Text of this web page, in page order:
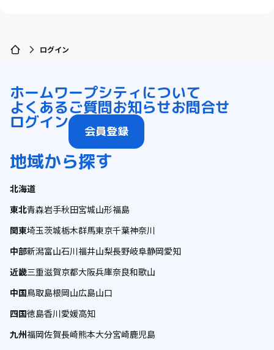
ログイン
ホームワープシティについて
よくあるご質問お知らせお問合せ
ログイン 会員登録
地域から探す
北海道
東北青森岩手秋田宮城山形福島
関東埼玉茨城栃木群馬東京千葉神奈川
中部新潟富山石川福井山梨長野岐阜静岡愛知
近畿三重滋賀京都大阪兵庫奈良和歌山
中国鳥取島根岡山広島山口
四国徳島香川愛媛高知
九州福岡佐賀長崎熊本大分宮崎鹿児島